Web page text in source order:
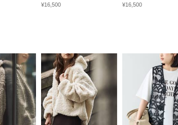
¥16,500
¥16,500